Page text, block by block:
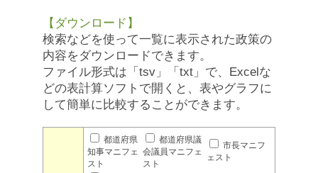
【ダウンロード】
検索などを使って一覧に表示された政策の
内容をダウンロードできます。
ファイル形式は「tsv」「txt」で、Excelな
どの表計算ソフトで開くと、表やグラフに
して簡単に比較することができます。
都道府県
知事マニフェ
スト
都道府県議
会議員マニフェ
スト
市長マニフ
ェスト